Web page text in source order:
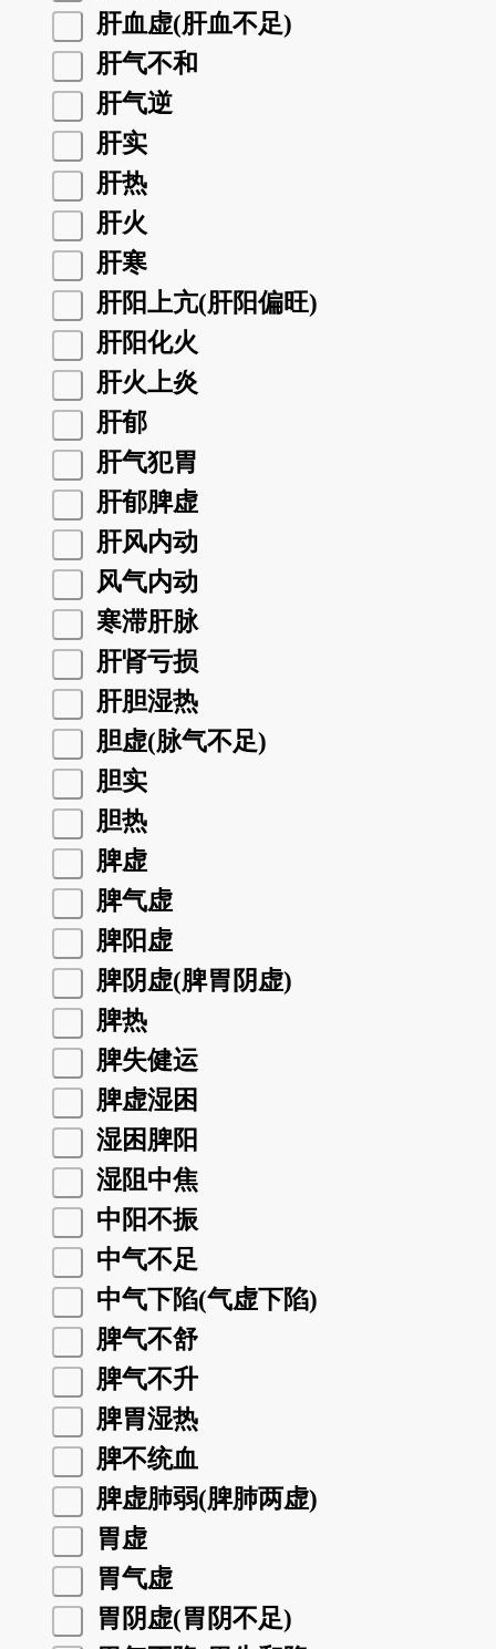
肝血虚(肝血不足)
肝气不和
肝气逆
肝实
肝热
肝火
肝寒
肝阳上亢(肝阳偏旺)
肝阳化火
肝火上炎
肝郁
肝气犯胃
肝郁脾虚
肝风内动
风气内动
寒滞肝脉
肝肾亏损
肝胆湿热
胆虚(脉气不足)
胆实
胆热
脾虚
脾气虚
脾阳虚
脾阴虚(脾胃阴虚)
脾热
脾失健运
脾虚湿困
湿困脾阳
湿阻中焦
中阳不振
中气不足
中气下陷(气虚下陷)
脾气不舒
脾气不升
脾胃湿热
脾不统血
脾虚肺弱(脾肺两虚)
胃虚
胃气虚
胃阴虚(胃阴不足)